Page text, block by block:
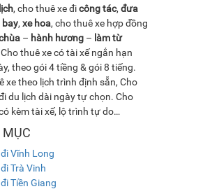
, cho thuê xe đicông tác, đưa
bay, xe hoa, cho thuê xe hợp đồng
– hành hương– làm từ
thuê xe có tài xế ngắn hạn
theo gói 4 tiềng & gói 8 tiếng.
xe theo lịch trình định sẵn, Cho
du lịch dài ngày tự chọn. Cho
kèm tài xế, lộ trình tự do…
Vĩnh Long
Trà Vinh
Tiền Giang